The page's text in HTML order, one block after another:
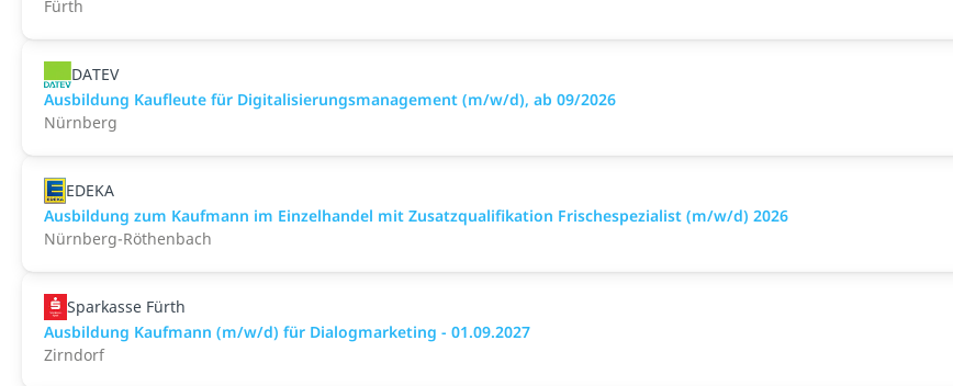
Fürth
DATEV
Ausbildung Kaufleute für Digitalisierungsmanagement (m/w/d), ab 09/2026
Nürnberg
EDEKA
Ausbildung zum Kaufmann im Einzelhandel mit Zusatzqualifikation Frischespezialist (m/w/d) 2026
Nürnberg-Röthenbach
Sparkasse Fürth
Ausbildung Kaufmann (m/w/d) für Dialogmarketing - 01.09.2027
Zirndorf